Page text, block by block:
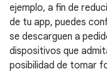
ejemplo, a fin de
de tu app, puedes
se descarguen a
dispositivos que
posibilidad de tomar